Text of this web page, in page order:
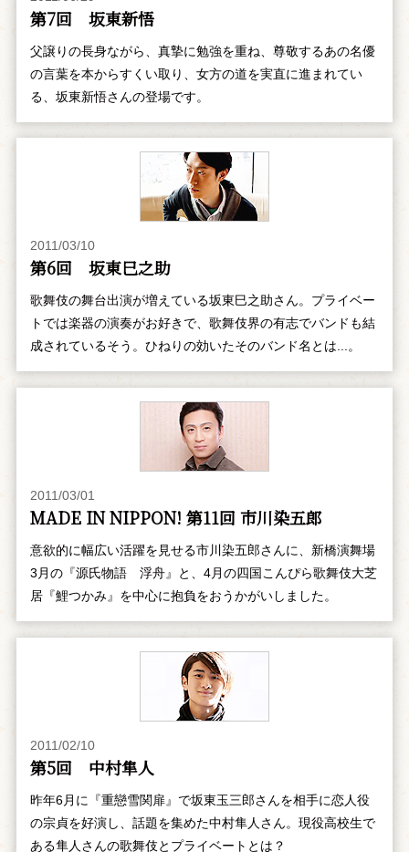
第7回 坂東新悟
父譲りの長身ながら、真摯に勉強を重ね、尊敬するあの名優
の言葉を本からすくい取り、女方の道を実直に進まれてい
る、坂東新悟さんの登場です。
2011/03/10
第6回 坂東巳之助
歌舞伎の舞台出演が増えている坂東巳之助さん。プライベー
トでは楽器の演奏がお好きで、歌舞伎界の有志でバンドも結
成されているそう。ひねりの効いたそのバンド名とは...。
2011/03/01
MADE IN NIPPON! 第11回 市川染五郎
意欲的に幅広い活躍を見せる市川染五郎さんに、新橋演舞場
3月の『源氏物語 浮舟』と、4月の四国こんぴら歌舞伎大芝
居『鯉つかみ』を中心に抱負をおうかがいしました。
2011/02/10
第5回 中村隼人
昨年6月に『重戀雪関扉』で坂東玉三郎さんを相手に恋人役
の宗貞を好演し、話題を集めた中村隼人さん。現役高校生で
ある隼人さんの歌舞伎とプライベートとは？